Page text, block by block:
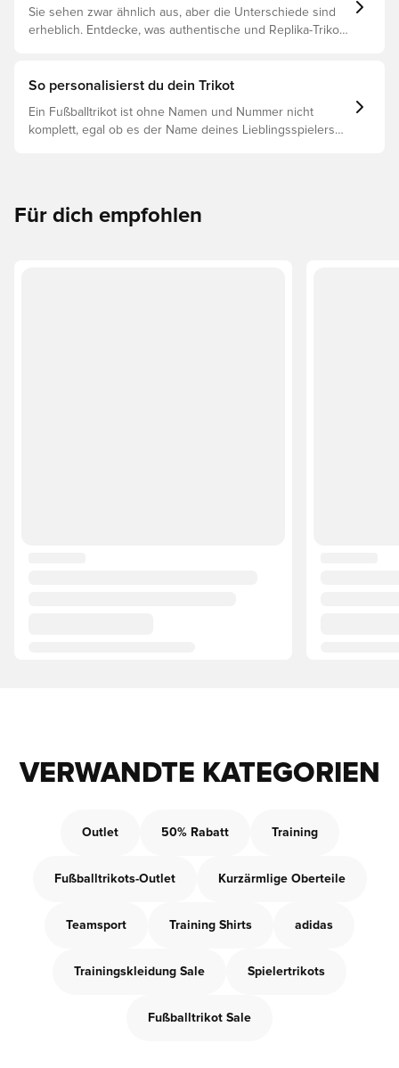
Sie sehen zwar ähnlich aus, aber die Unterschiede sind
erheblich. Entdecke, was authentische und Replika-Trikots
So personalisierst du dein Trikot
Ein Fußballtrikot ist ohne Namen und Nummer nicht
komplett, egal ob es der Name deines Lieblingsspielers
Für dich empfohlen
VERWANDTE KATEGORIEN
Outlet 50% Rabatt Training
Fußballtrikots-Outlet Kurzärmlige Oberteile
Teamsport Training Shirts adidas
Trainingskleidung Sale Spielertrikots
Fußballtrikot Sale